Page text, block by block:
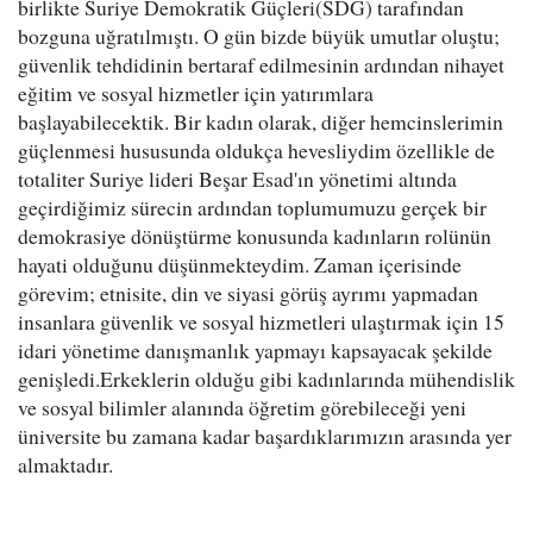
birlikte Suriye Demokratik Güçleri(SDG) tarafından
bozguna uğratılmıştı. O gün bizde büyük umutlar oluştu;
güvenlik tehdidinin bertaraf edilmesinin ardından nihayet
eğitim ve sosyal hizmetler için yatırımlara
başlayabilecektik. Bir kadın olarak, diğer hemcinslerimin
güçlenmesi hususunda oldukça hevesliydim özellikle de
totaliter Suriye lideri Beşar Esad'ın yönetimi altında
geçirdiğimiz sürecin ardından toplumumuzu gerçek bir
demokrasiye dönüştürme konusunda kadınların rolünün
hayati olduğunu düşünmekteydim. Zaman içerisinde
görevim; etnisite, din ve siyasi görüş ayrımı yapmadan
insanlara güvenlik ve sosyal hizmetleri ulaştırmak için 15
idari yönetime danışmanlık yapmayı kapsayacak şekilde
genişledi.Erkeklerin olduğu gibi kadınlarında mühendislik
ve sosyal bilimler alanında öğretim görebileceği yeni
üniversite bu zamana kadar başardıklarımızın arasında yer
almaktadır.